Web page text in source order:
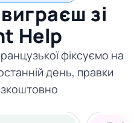
зі
Help
фіксуємо на
день, правки